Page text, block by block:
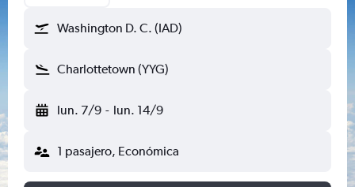
Washington D. C. (IAD)
Charlottetown (YYG)
lun. 7/9 - lun. 14/9
1 pasajero, Económica